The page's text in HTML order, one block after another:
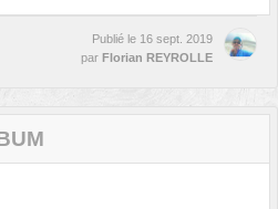
Publié le 16 sept. 2019
par Florian REYROLLE